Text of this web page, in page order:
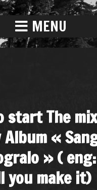
MENU
start The
Album «
» ( eng:
you make it)